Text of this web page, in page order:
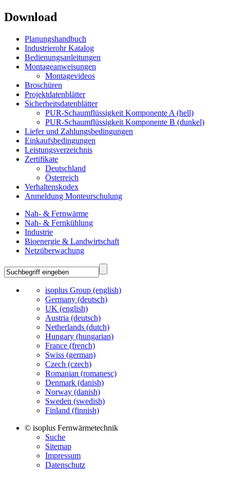
Download
Planungshandbuch
Industrierohr Katalog
Bedienungsanleitungen
Montageanweisungen
Montagevideos
Broschüren
Projektdatenblätter
Sicherheitsdatenblätter
PUR-Schaumflüssigkeit Komponente A (hell)
PUR-Schaumflüssigkeit Komponente B (dunkel)
Liefer und Zahlungsbedingungen
Einkaufsbedingungen
Leistungsverzeichnis
Zertifikate
Deutschland
Österreich
Verhaltenskodex
Anmeldung Monteurschulung
Nah- & Fernwärme
Nah- & Fernkühlung
Industrie
Bioenergie & Landwirtschaft
Netzüberwachung
isoplus Group (english)
Germany (deutsch)
UK (english)
Austria (deutsch)
Netherlands (dutch)
Hungary (hungarian)
France (french)
Swiss (german)
Czech (czech)
Romanian (romanesc)
Denmark (danish)
Norway (danish)
Sweden (swedish)
Finland (finnish)
© isoplus Fernwärmetechnik
Suche
Sitemap
Impressum
Datenschutz